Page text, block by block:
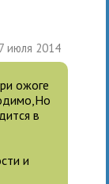
июля 2014
ожоге
в
и